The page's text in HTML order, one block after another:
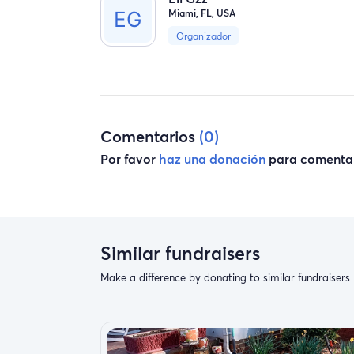
Miami, FL, USA
Organizador
Comentarios (0)
Por favor haz una donación para
Similar fundraisers
Make a difference by donating to similar fundraisers.